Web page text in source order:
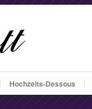
Hochzeits-Dessous